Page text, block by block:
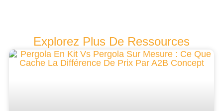
Explorez Plus De Ressources